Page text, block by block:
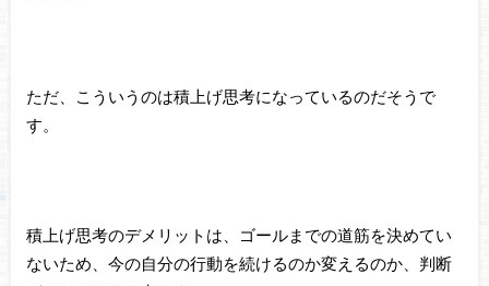
ただ、こういうのは積上げ思考になっているのだそうで
す。
積上げ思考のデメリットは、ゴールまでの道筋を決めてい
ないため、今の自分の行動を続けるのか変えるのか、判断